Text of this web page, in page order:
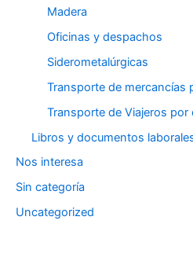
Madera
Oficinas y despachos
Siderometalúrgicas
Transporte de mercancías
Transporte de Viajeros por
Libros y documentos
Nos interesa
Sin categoría
Uncategorized